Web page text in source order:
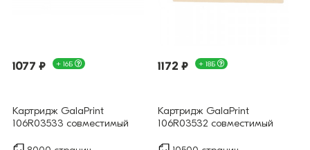
1077 ₽ + 16Б
Картридж GalaPrint
106R03533 совместимый
1172 ₽ + 18Б
Картридж GalaPrint
106R03532 совместимый